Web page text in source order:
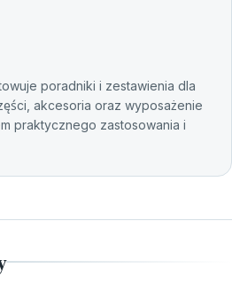
poradniki i zestawienia dla
akcesoria oraz wyposażenie
praktycznego zastosowania i